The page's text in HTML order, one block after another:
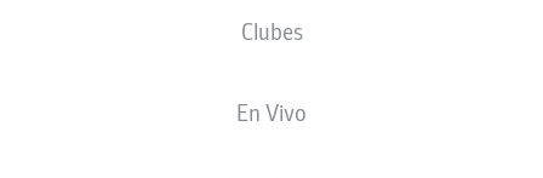
Clubes
En Vivo